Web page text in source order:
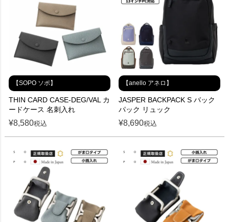
【SOPO ソポ】
THIN CARD CASE-DEG/VAL カ
ードケース 名刺入れ
¥8,580税込
【anello アネロ】
JASPER BACKPACK S バック
パック リュック
¥8,690税込